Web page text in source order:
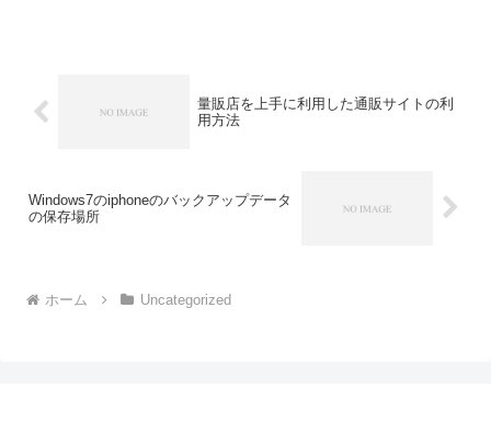
量販店を上手に利用した通販サイトの利
用方法
Windows7のiphoneのバックアップデータ
の保存場所
ホーム Uncategorized